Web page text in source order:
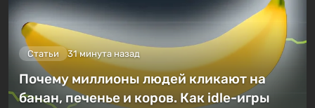
Статьи 31 минута назад
Почему миллионы людей кликают на
банан, печенье и коров. Как idle-игры